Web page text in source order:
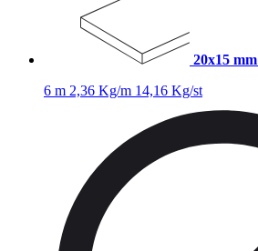
20x15 mm
6 m 2,36 Kg/m 14,16 Kg/st